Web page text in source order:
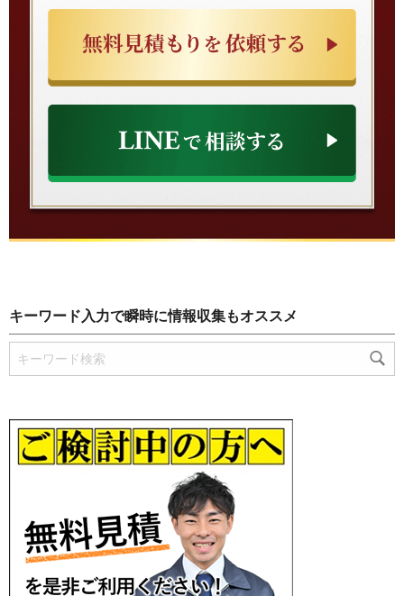
キーワード入力で瞬時に情報収集もオススメ